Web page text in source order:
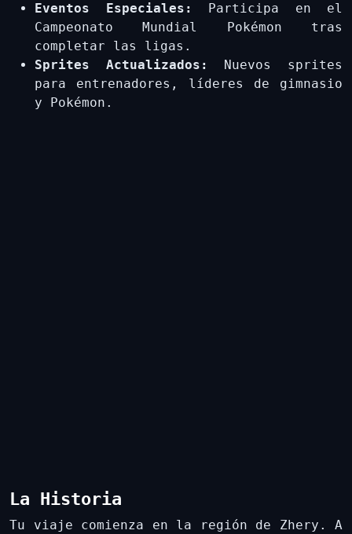
Eventos Especiales:
Participa en el
Campeonato Mundial Pokémon tras
completar las ligas.
Sprites Actualizados:
Nuevos sprites
para entrenadores, líderes de gimnasio
y Pokémon.
La Historia
Tu viaje comienza en la región de Zhery. A